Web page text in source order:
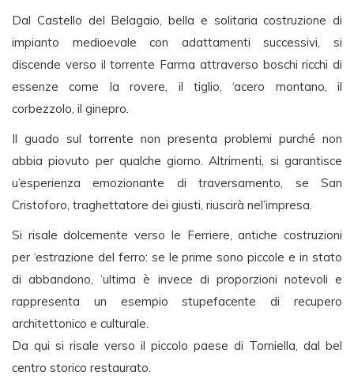
Dal Castello del Belagaio, bella e solitaria costruzione di
impianto medioevale con adattamenti successivi, si
discende verso il torrente Farma attraverso boschi ricchi di
essenze come la rovere, il tiglio, ‘acero montano, il
corbezzolo, il ginepro.
Il guado sul torrente non presenta problemi purché non
abbia piovuto per qualche giorno. Altrimenti, si garantisce
u’esperienza emozionante di traversamento, se San
Cristoforo, traghettatore dei giusti, riuscirà nel’impresa.
Si risale dolcemente verso le Ferriere, antiche costruzioni
per ‘estrazione del ferro: se le prime sono piccole e in stato
di abbandono, ‘ultima è invece di proporzioni notevoli e
rappresenta un esempio stupefacente di recupero
architettonico e culturale.
Da qui si risale verso il piccolo paese di Torniella, dal bel
centro storico restaurato.